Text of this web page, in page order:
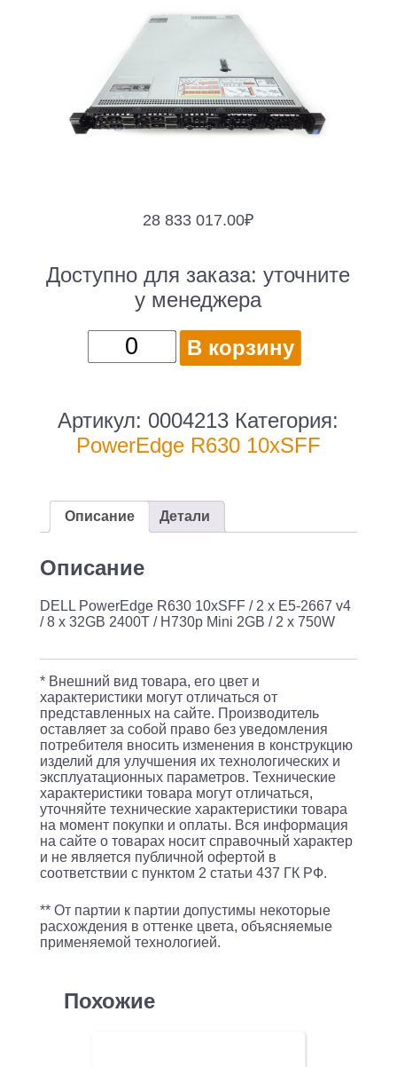
28 833 017.00₽
Доступно для заказа:уточните
у менеджера
Количество
товара
PowerEdge
R630
2
E5-
v4
8
x
32GB
2400T
/
H730p
Mini
2GB
/
x
750W
В корзину
Артикул: 0004213 Категория:
PowerEdge R630 10xSFF
Описание Детали
Описание
DELL PowerEdge R630 10xSFF / 2 x E5-2667 v4
/ 8 x 32GB 2400T / H730p Mini 2GB / 2 x 750W
* Внешний вид товара, его цвет и
характеристики могут отличаться от
представленных на сайте. Производитель
оставляет за собой право без уведомления
потребителя вносить изменения в конструкцию
изделий для улучшения их технологических и
эксплуатационных параметров. Технические
характеристики товара могут отличаться,
уточняйте технические характеристики товара
на момент покупки и оплаты. Вся информация
на сайте о товарах носит справочный характер
и не является публичной офертой в
соответствии с пунктом 2 статьи 437 ГК РФ.
** От партии к партии допустимы некоторые
расхождения в оттенке цвета, объясняемые
применяемой технологией.
Похожие